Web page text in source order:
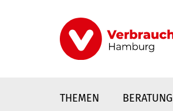
THEMEN BERATUNG